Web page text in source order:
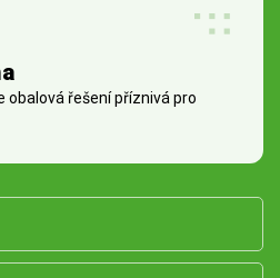
řešení příznivá pro